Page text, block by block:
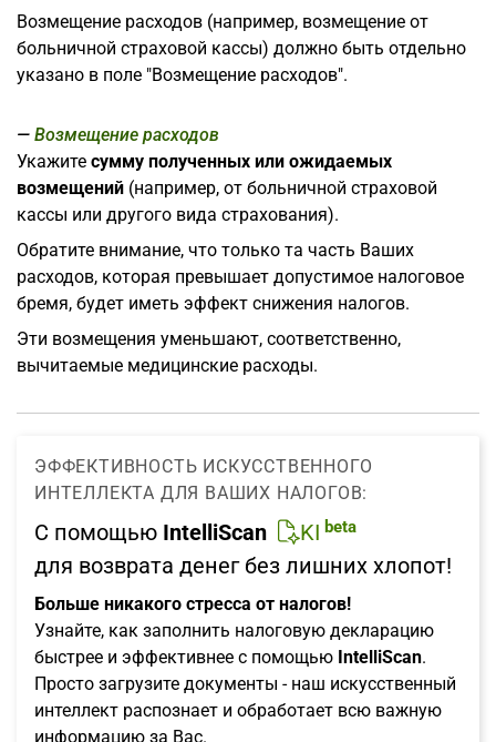
Возмещение расходов (например, возмещение от
больничной страховой кассы) должно быть отдельно
указано в поле "Возмещение расходов".
Возмещение расходов
Укажите сумму полученных или ожидаемых
возмещений (например, от больничной страховой
кассы или другого вида страхования).
Обратите внимание, что только та часть Ваших
расходов, которая превышает допустимое налоговое
бремя, будет иметь эффект снижения налогов.
Эти возмещения уменьшают, соответственно,
вычитаемые медицинские расходы.
ЭФФЕКТИВНОСТЬ ИСКУССТВЕННОГО
ИНТЕЛЛЕКТА ДЛЯ ВАШИХ НАЛОГОВ:
С помощью IntelliScan KI beta
для возврата денег без лишних хлопот!
Больше никакого стресса от налогов!
Узнайте, как заполнить налоговую декларацию
быстрее и эффективнее с помощью IntelliScan.
Просто загрузите документы - наш искусственный
интеллект распознает и обработает всю важную
информацию за Вас.